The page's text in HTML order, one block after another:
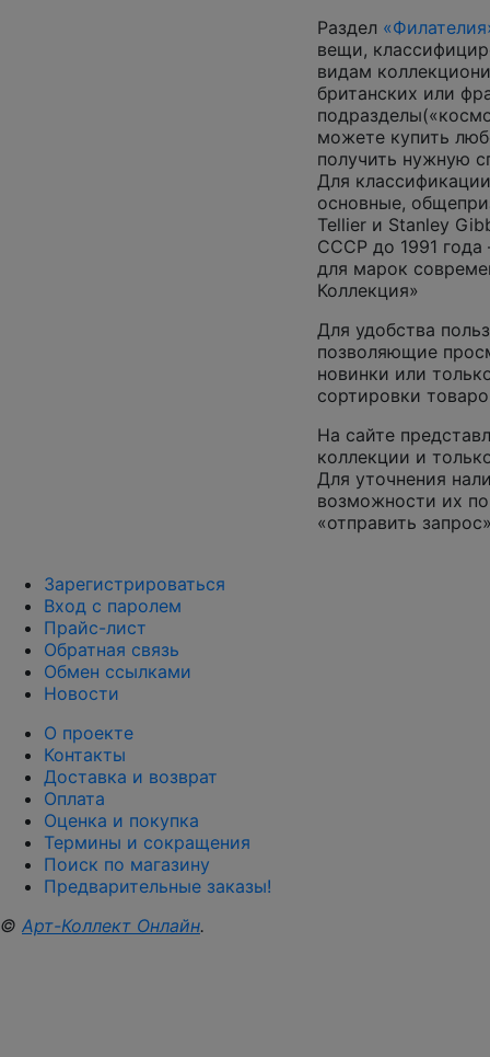
Раздел
вещи,
видам
британских или
можете купить
получить нужную
Для
основные,
Tellier и Stanley
СССР до 1991
для марок
Коллекция»
Для удобства
позволяющие
новинки или
сортировки
На сайте
коллекции и
Для уточнения
возможности их
«отправить
Зарегистрироваться
Вход с паролем
Прайс-лист
Обратная связь
Обмен ссылками
Новости
О проекте
Контакты
Доставка и возврат
Оплата
Оценка и покупка
Термины и сокращения
Поиск по магазину
Предварительные заказы!
© Арт-Коллект Онлайн.